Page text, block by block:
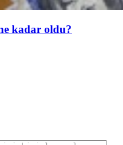
kadar oldu?